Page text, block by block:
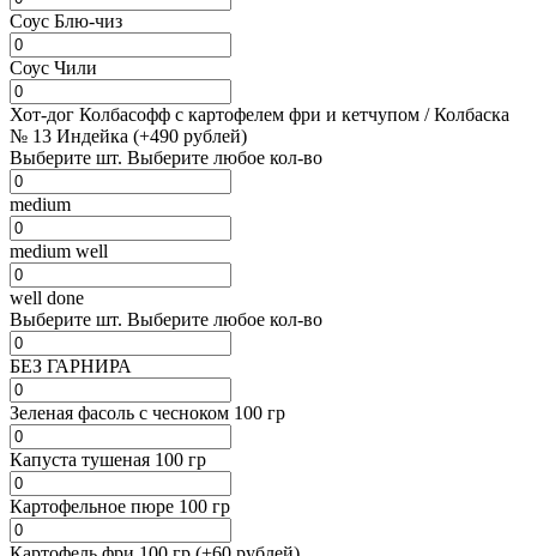
Соус Блю-чиз
Соус Чили
Хот-дог Колбасофф с картофелем фри и кетчупом / Колбаска
№ 13 Индейка (+490 рублей)
Выберите шт. Выберите любое кол-во
medium
medium well
well done
Выберите шт. Выберите любое кол-во
БЕЗ ГАРНИРА
Зеленая фасоль с чесноком 100 гр
Капуста тушеная 100 гр
Картофельное пюре 100 гр